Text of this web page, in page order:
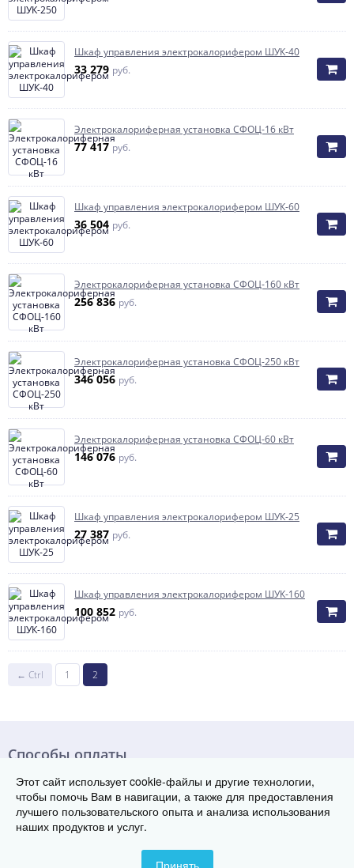
Шкаф управления электрокалорифером ШУК-40
33 279 руб.
Элeктрoкaлoрифeрная установка СФОЦ-16 кВт
77 417руб.
Шкаф управления электрокалорифером ШУК-60
36 504 руб.
Элeктрoкaлoрифeрная установка СФОЦ-160 кВт
256 836 руб.
Элeктрoкaлoрифeрная установка СФОЦ-250 кВт
346 056 руб.
Элeктрoкaлoрифeрная установка СФОЦ-60 кВт
146 076 руб.
Шкаф управления электрокалорифером ШУК-25
27 387 руб.
Шкаф управления электрокалорифером ШУК-160
100 852 руб.
← Ctrl 1 2
Способы оплаты
© Группа заводов теплового оборудования «ТЭК», 2017-2026
420061, г. Казань, ул. Космонавтов, д.67, корпус 2, офис 302
Этот сайт использует cookie-файлы и другие технологии,
чтобы помочь Вам в навигации, а также для предоставления
лучшего пользовательского опыта и анализа использования
наших продуктов и услуг.
Принять